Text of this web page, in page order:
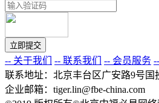
-- 关于我们 -- 联系我们 -- 会员服务
联系地址：北京丰台区广安路9号国
企业邮箱：tiger.lin@fbe-china.com